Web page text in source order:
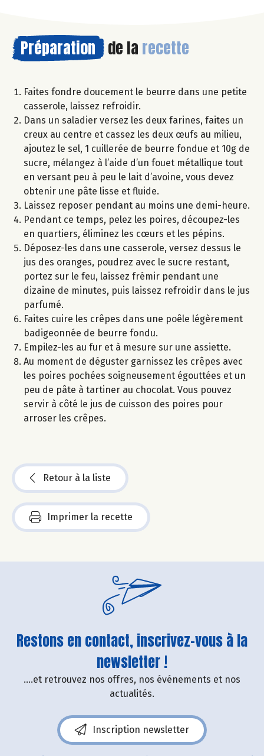
Préparation de la recette
Faites fondre doucement le beurre dans une petite
casserole, laissez refroidir.
Dans un saladier versez les deux farines, faites un
creux au centre et cassez les deux œufs au milieu,
ajoutez le sel, 1 cuillerée de beurre fondue et 10g de
sucre, mélangez à l’aide d’un fouet métallique tout
en versant peu à peu le lait d’avoine, vous devez
obtenir une pâte lisse et fluide.
Laissez reposer pendant au moins une demi-heure.
Pendant ce temps, pelez les poires, découpez-les
en quartiers, éliminez les cœurs et les pépins.
Déposez-les dans une casserole, versez dessus le
jus des oranges, poudrez avec le sucre restant,
portez sur le feu, laissez frémir pendant une
dizaine de minutes, puis laissez refroidir dans le jus
parfumé.
Faites cuire les crêpes dans une poêle légèrement
badigeonnée de beurre fondu.
Empilez-les au fur et à mesure sur une assiette.
Au moment de déguster garnissez les crêpes avec
les poires pochées soigneusement égouttées et un
peu de pâte à tartiner au chocolat. Vous pouvez
servir à côté le jus de cuisson des poires pour
arroser les crêpes.
Retour à la liste
Imprimer la recette
Restons en contact, inscrivez-vous à la
newsletter !
....et retrouvez nos offres, nos événements et nos
actualités.
Inscription newsletter